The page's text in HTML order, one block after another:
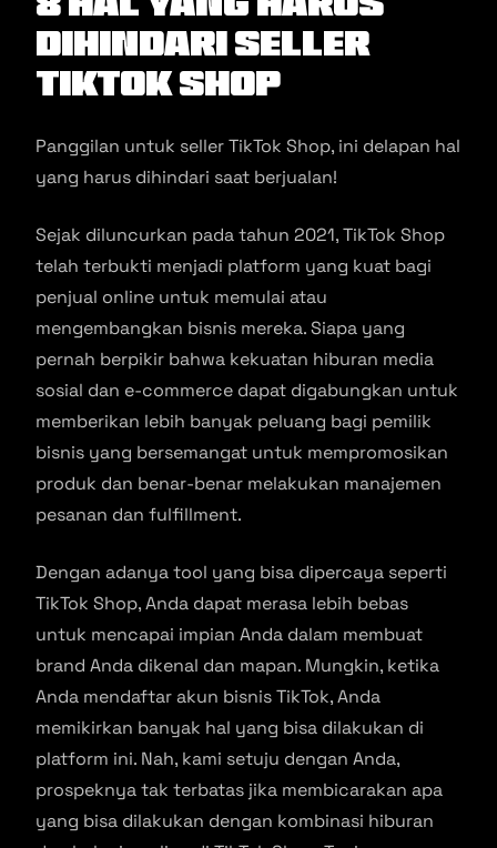
Dihindari Seller
TikTok Shop
Panggilan untuk seller TikTok Shop, ini delapan hal
yang harus dihindari saat berjualan!
Sejak diluncurkan pada tahun 2021, TikTok Shop
telah terbukti menjadi platform yang kuat bagi
penjual online untuk memulai atau
mengembangkan bisnis mereka. Siapa yang
pernah berpikir bahwa kekuatan hiburan media
sosial dan e-commerce dapat digabungkan untuk
memberikan lebih banyak peluang bagi pemilik
bisnis yang bersemangat untuk mempromosikan
produk dan benar-benar melakukan manajemen
pesanan dan fulfillment.
Dengan adanya tool yang bisa dipercaya seperti
TikTok Shop, Anda dapat merasa lebih bebas
untuk mencapai impian Anda dalam membuat
brand Anda dikenal dan mapan. Mungkin, ketika
Anda mendaftar akun bisnis TikTok, Anda
memikirkan banyak hal yang bisa dilakukan di
platform ini. Nah, kami setuju dengan Anda,
prospeknya tak terbatas jika membicarakan apa
yang bisa dilakukan dengan kombinasi hiburan